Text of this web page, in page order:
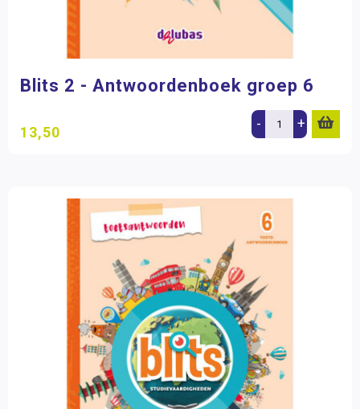
Blits 2 - Antwoordenboek groep 6
13,50 - +